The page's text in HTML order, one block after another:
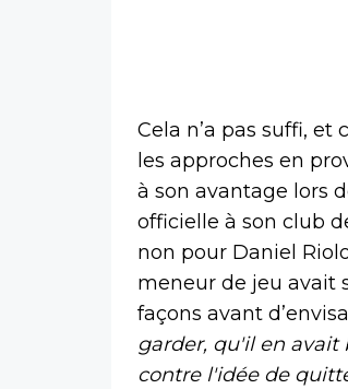
Cela n’a pas suffi,
les approches en
à son avantage lors
officielle à son club
non pour Daniel
meneur de jeu avait
façons avant
garder, qu'il en avait
contre l'idée de